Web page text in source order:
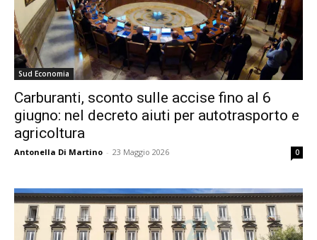
Sud Economia
Carburanti, sconto sulle accise fino al 6
giugno: nel decreto aiuti per autotrasporto e
agricoltura
Antonella Di Martino - 23 Maggio 2026 0